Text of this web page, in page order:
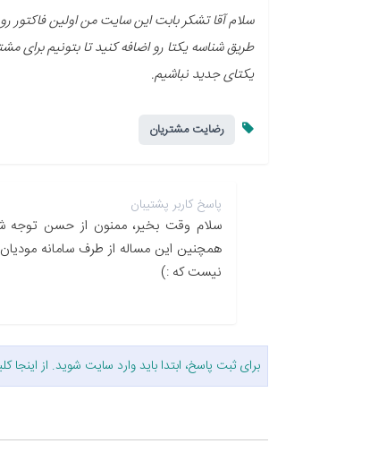
سلام آقا تشکر بابت این سایت من اولین فاکتور
طریق شناسه یکتا رو اضافه کنید تا بتونیم برای
یکتای جدید نباشیم.
رضایت مشتریان
پاسخ کاربر پشتیبان
سلام وقت بخیر، ممنون از حسن
همچنین این مساله از طرف سامانه
نیست که :)
برای ثبت پاسخ، ابتدا باید وارد سایت شوید. از اینجا